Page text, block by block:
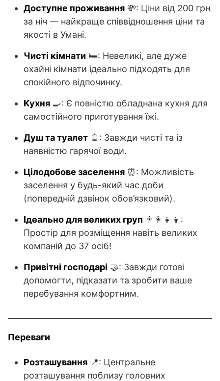
Доступне проживання 💸: Ціни від 200 грн
за ніч — найкраще співвідношення ціни та
якості в Умані.
Чисті кімнати 🛏️: Невеликі, але дуже
охайні кімнати ідеально підходять для
спокійного відпочинку.
Кухня 🍳: Є повністю обладнана кухня для
самостійного приготування їжі.
Душ та туалет 🚿: Завжди чисті та із
наявністю гарячої води.
Цілодобове заселення ⏰: Можливість
заселення у будь-який час доби
(попередній дзвінок обов’язковий).
Ідеально для великих груп 👨‍👩‍👧‍👦:
Простір для розміщення навіть великих
компаній до 37 осіб!
Привітні господарі 🤝: Завжди готові
допомогти, підказати та зробити ваше
перебування комфортним.
Переваги
Розташування 📍: Центральне
розташування поблизу головних